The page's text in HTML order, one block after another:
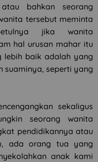
bahkan seorang
tersebut meminta
jika wanita
hal urusan mahar itu
lebih baik adalah yang
suaminya, seperti yang
sekaligus
seorang wanita
pendidikannya atau
ada orang tua yang
anak kami